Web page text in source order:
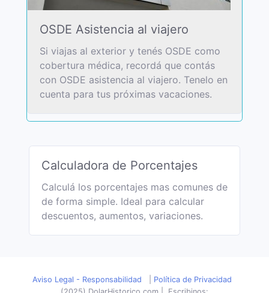
OSDE Asistencia al viajero
Si viajas al exterior y tenés OSDE como
cobertura médica, recordá que contás
con OSDE asistencia al viajero. Tenelo en
cuenta para tus próximas vacaciones.
Calculadora de Porcentajes
Calculá los porcentajes mas comunes de
de forma simple. Ideal para calcular
descuentos, aumentos, variaciones.
Aviso Legal - Responsabilidad
Política de Privacidad